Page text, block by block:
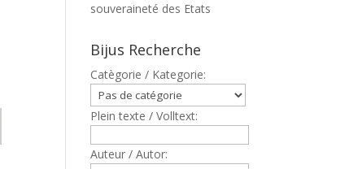
souveraineté des Etats
Bijus Recherche
Catègorie / Kategorie:
Plein texte / Volltext:
Auteur / Autor: